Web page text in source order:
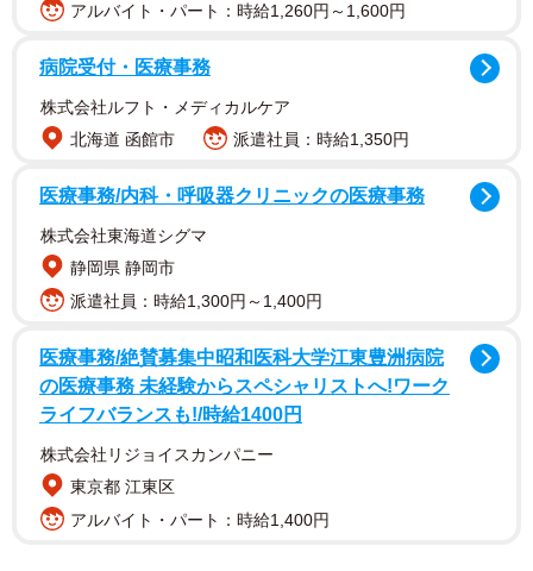
アルバイト・パート：時給1,260円～1,600円
病院受付・医療事務
株式会社ルフト・メディカルケア
北海道 函館市
派遣社員：時給1,350円
医療事務/内科・呼吸器クリニックの医療事務
株式会社東海道シグマ
静岡県 静岡市
派遣社員：時給1,300円～1,400円
医療事務/絶賛募集中昭和医科大学江東豊洲病院
の医療事務 未経験からスペシャリストへ!ワーク
ライフバランスも!/時給1400円
株式会社リジョイスカンパニー
東京都 江東区
アルバイト・パート：時給1,400円